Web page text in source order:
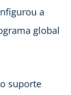
a
global
suporte